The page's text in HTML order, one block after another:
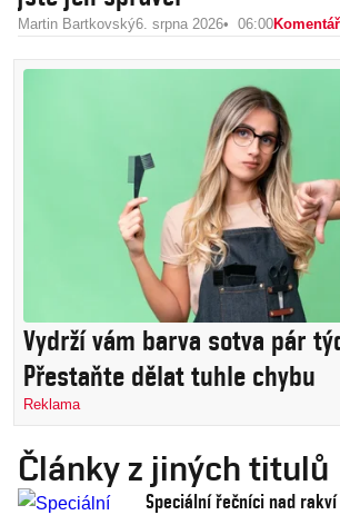
Martin Bartkovský6. srpna 2026 06:00
Vydrží vám barva sotva pár
Přestaňte dělat tuhle chybu
Reklama
Články z jiných titulů
Speciální řečníci nad